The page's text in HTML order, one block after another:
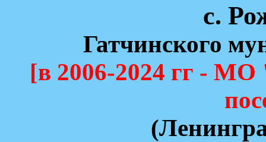
с.
Гатчинского
[в 2006-2024 гг - МО